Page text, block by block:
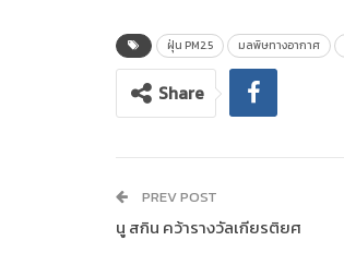
ฝุ่น PM2.5 มลพิษทางอากาศ
Share
PREV POST
นู สกิน คว้ารางวัลเกียรติยศ